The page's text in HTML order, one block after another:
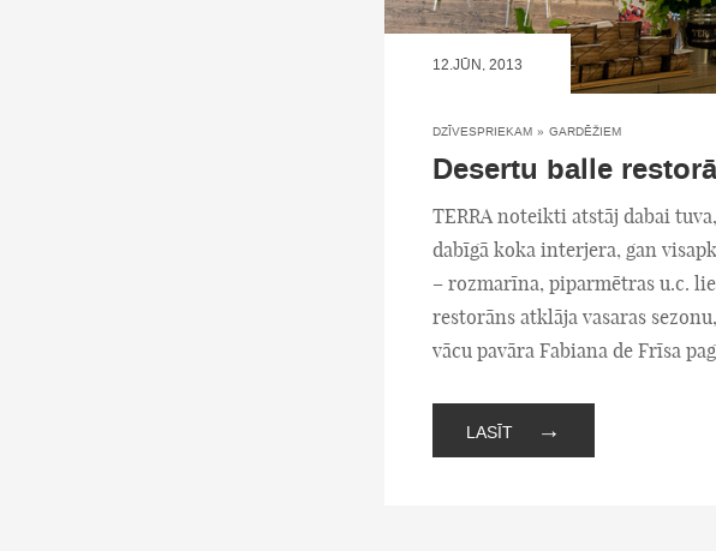
12.JŪN, 2013
DZĪVESPRIEKAM » GARDĒŽIEM
Desertu balle
TERRA noteikti atstāj dabai
dabīgā koka interjera, gan
– rozmarīna, piparmētras u.c.
restorāns atklāja vasaras
vācu pavāra Fabiana de Frīsa
LASĪT →